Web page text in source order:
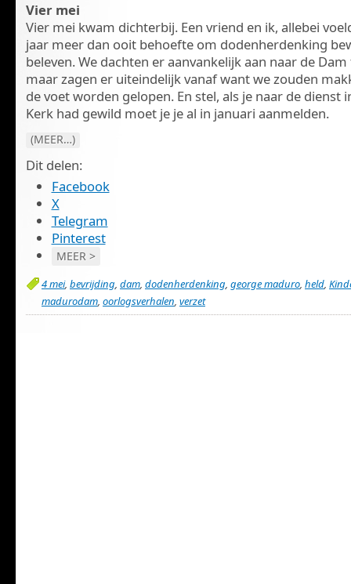
Vier mei
Vier mei kwam dichterbij. Een vriend en ik, allebei
jaar meer dan ooit behoefte om dodenherdenking
beleven. We dachten er aanvankelijk aan naar de
maar zagen er uiteindelijk vanaf want we zouden
de voet worden gelopen. En stel, als je naar de dienst
Kerk had gewild moet je je al in januari aanmelden.
(MEER…)
Dit delen:
Facebook
X
Telegram
Pinterest
MEER >
4 mei, bevrijding, dam, dodenherdenking, george maduro, held,
madurodam, oorlogsverhalen, verzet